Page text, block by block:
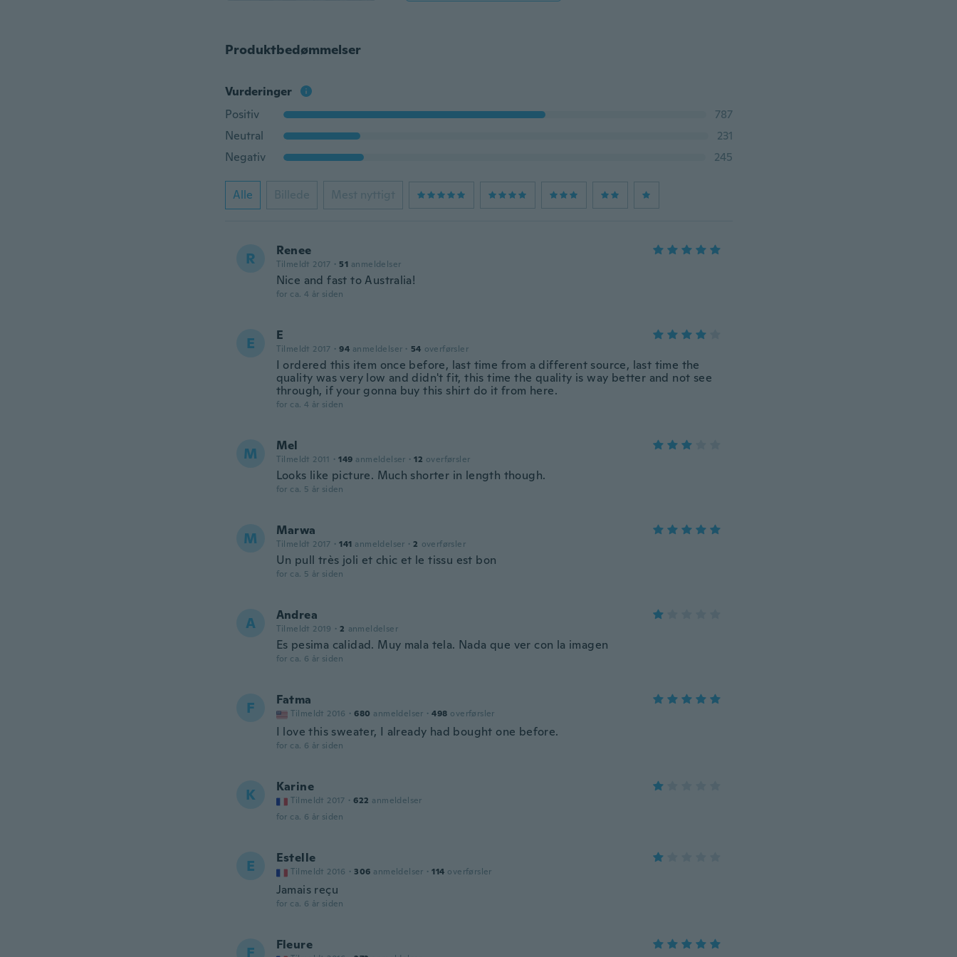
Produktbedømmelser
Vurderinger
Positiv
787
Neutral
231
Negativ
245
Alle Billede Mest nyttigt
R Renee
Tilmeldt 2017 · 51 anmeldelser
Nice and fast to Australia!
for ca. 4 år siden
E E
Tilmeldt 2017 · 94 anmeldelser · 54 overførsler
I ordered this item once before, last time from a different source, last time the
quality was very low and didn't fit, this time the quality is way better and not see
through, if your gonna buy this shirt do it from here.
for ca. 4 år siden
M Mel
Tilmeldt 2011 · 149 anmeldelser · 12 overførsler
Looks like picture. Much shorter in length though.
for ca. 5 år siden
M Marwa
Tilmeldt 2017 · 141 anmeldelser · 2 overførsler
Un pull très joli et chic et le tissu est bon
for ca. 5 år siden
A Andrea
Tilmeldt 2019 · 2 anmeldelser
Es pesima calidad. Muy mala tela. Nada que ver con la imagen
for ca. 6 år siden
F Fatma
Tilmeldt 2016 · 680 anmeldelser · 498 overførsler
I love this sweater, I already had bought one before.
for ca. 6 år siden
K Karine
Tilmeldt 2017 · 622 anmeldelser
for ca. 6 år siden
E Estelle
Tilmeldt 2016 · 306 anmeldelser · 114 overførsler
Jamais reçu
for ca. 6 år siden
F Fleure